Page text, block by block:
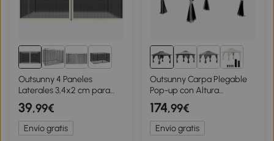
2+
Outsunny 4 Paneles
Laterales 3,4x2 cm para
Carpa de Jardín Tela
Mosquitera para Cenador
Gazebo con Cremalleras y
Anillas Negro
39,99€
Envío gratis
Outsunny Carpa Plegable
Pop-up con Altura
Ajustable Protección
UV50+ Doble Techo y
Mosquiteras 4x4x2,8 m
Gris Claro
174,99€
Envío gratis